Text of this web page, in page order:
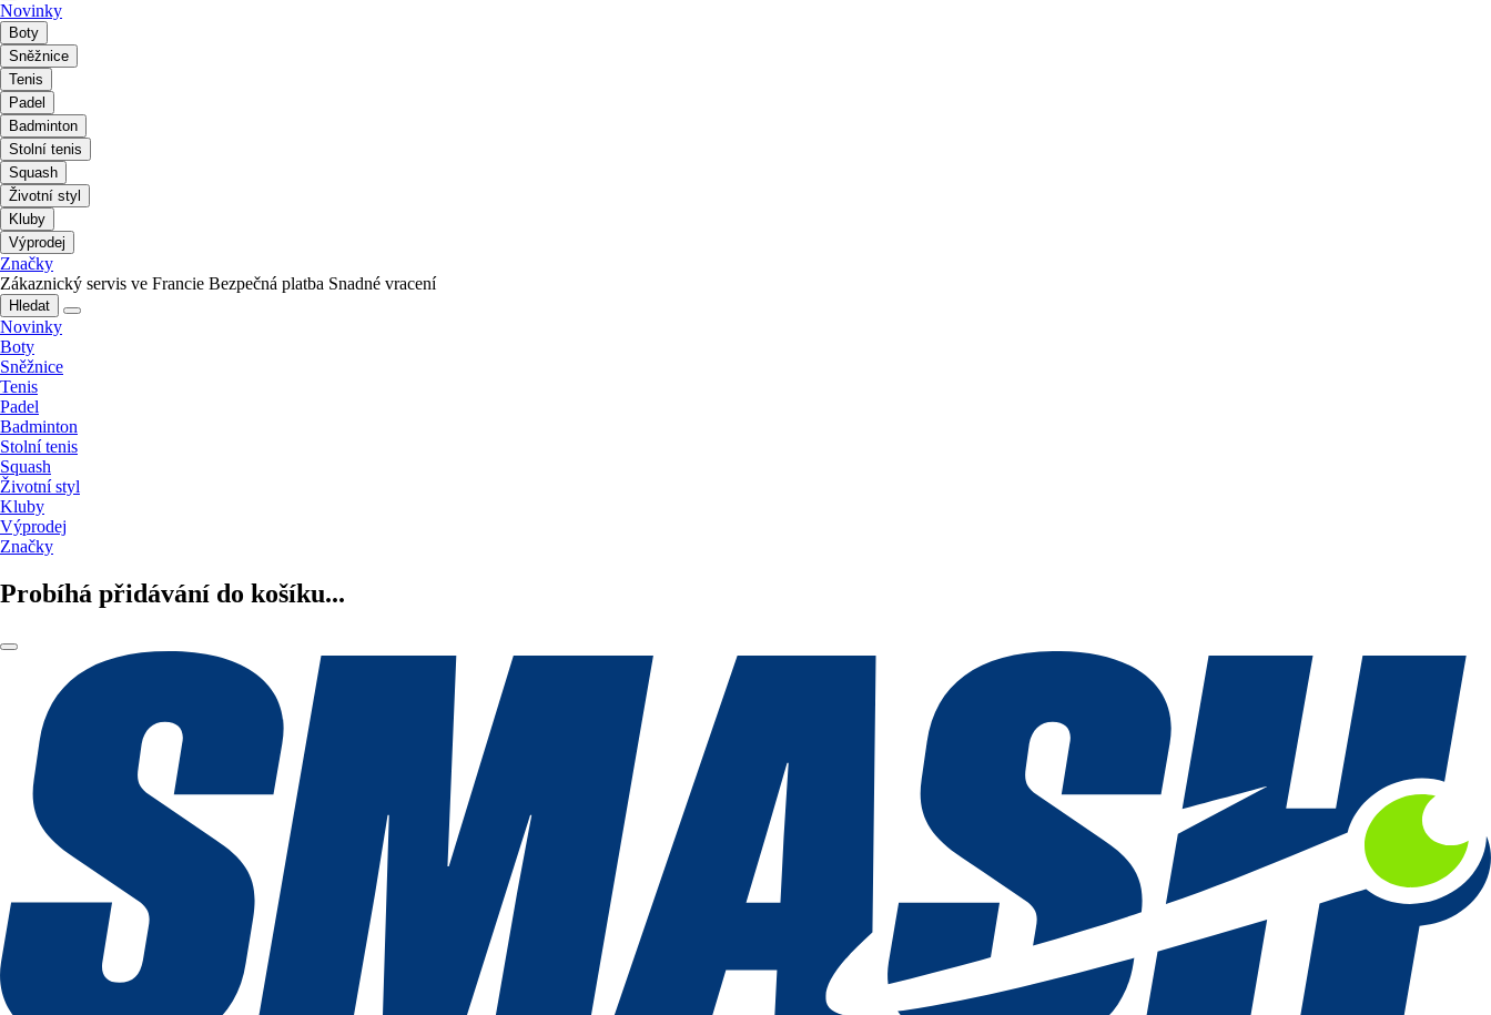
Novinky
Boty
Sněžnice
Tenis
Padel
Badminton
Stolní tenis
Squash
Životní styl
Kluby
Výprodej
Značky
Zákaznický servis ve Francie Bezpečná platba Snadné vracení
Hledat
Novinky
Boty
Sněžnice
Tenis
Padel
Badminton
Stolní tenis
Squash
Životní styl
Kluby
Výprodej
Značky
Probíhá přidávání do košíku...